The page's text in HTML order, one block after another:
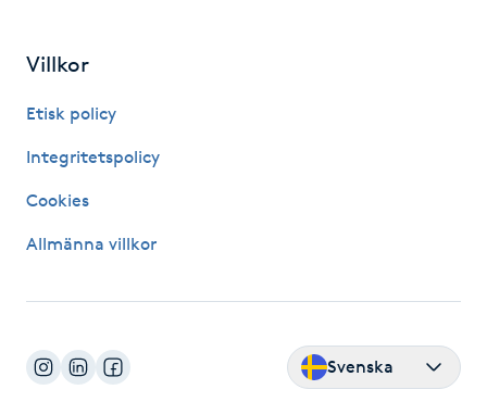
Hårvård
IPL
Villkor
Etisk policy
Integritetspolicy
Cookies
Allmänna villkor
Svenska